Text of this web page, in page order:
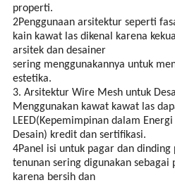
properti.
2Penggunaan arsitektur seperti
kain kawat las dikenal karena
arsitek dan desainer
sering menggunakannya untuk
estetika.
3. Arsitektur Wire Mesh untuk
Menggunakan kawat kawat las
LEED(Kepemimpinan dalam
Desain) kredit dan sertifikasi.
4Panel isi untuk pagar dan dinding
tenunan sering digunakan
karena bersih dan